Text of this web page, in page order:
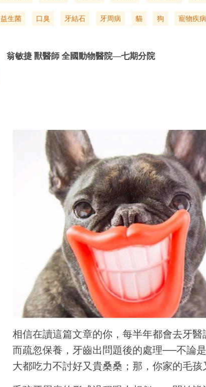
益生菌 口臭 牙結石 牙周病 貓 狗 寵物疾病
翁敏捷 獸醫師 全國動物醫院—七期分院
相信在讀這篇文章的你，每半年都會去牙
而疏忽保養，牙齒出問題後的處理──不論
大都吃力不討好又貴桑桑；那，你家的毛孩